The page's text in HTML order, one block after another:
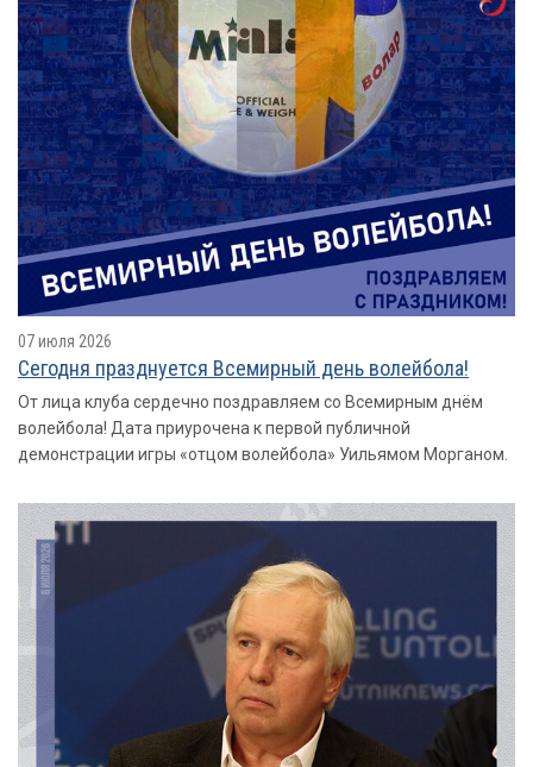
07 июля 2026
Сегодня празднуется Всемирный день волейбола!
От лица клуба сердечно поздравляем со Всемирным днём
волейбола! Дата приурочена к первой публичной
демонстрации игры «отцом волейбола» Уильямом Морганом.